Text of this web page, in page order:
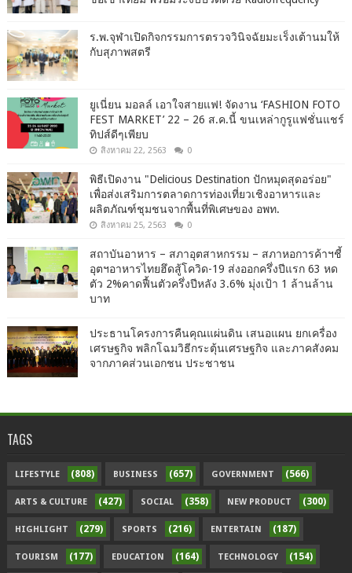
ร.พ.จุฬาเปิดกิจกรรมการตรวจวินิจฉัยมะเร็งเต้านมให้
กับสุภาพสตรี
ยูเนี่ยน มอลล์ เอาใจสายแฟ! จัดงาน ‘FASHION FOTO
FEST MARKET’ 22 – 26 ส.ค.นี้ ขนเหล่ากูรูแฟชั่นแชร์
ทิปส์ดีๆเพียบ
สิงหาคม 22, 2563 0
พิธีเปิดงาน "Delicious Destination ปักหมุดสุดอร่อย"
เพื่อส่งเสริมการตลาดการท่องเที่ยวเชิงอาหารและ
ผลิตภัณฑ์ชุมชนจากพื้นที่พิเศษของ อพท.
สิงหาคม 25, 2563 0
สถาบันอาหาร – สภาอุตสาหกรรม – สภาหอการค้าฯชี้
อุตฯอาหารไทยฮึดสู้โควิด-19 ส่งออกครึ่งปีแรก 63 หด
ตัว 2%คาดฟื้นตัวครึ่งปีหลัง 3.6% มุ่งเป้า 1 ล้านล้าน
บาท
ประธานโครงการคืนคุณแผ่นดิน เสนอแผน ยกเครื่อง
เศรษฐกิจ พลิกโฉมวิธีกระตุ้นเศรษฐกิจ และภาคสังคม
จากภาคส่วนเอกชน ประชาชน
TAGS
LIFESTYLE (808) BUSINESS (657) GOVERNMENT (566)
ARTS & CULTURE (427) SOCIAL (358) NEW PRODUCT (300)
HIGHLIGHT (279) SPORTS (216) ENTERTAIN (187)
TOURISM (177) EDUCATION (164) TECHNOLOGY (154)